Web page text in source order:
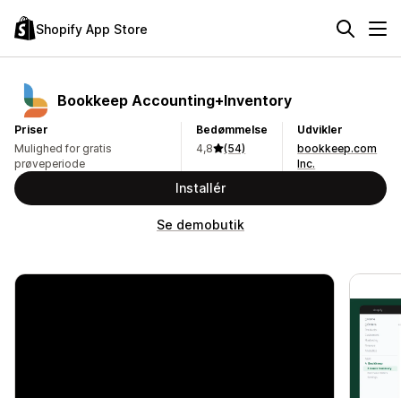
Shopify App Store
Bookkeep Accounting+Inventory
Priser
Mulighed for gratis
prøveperiode
Bedømmelse
4,8
(54)
Udvikler
bookkeep.com
Inc.
Installér
Se demobutik